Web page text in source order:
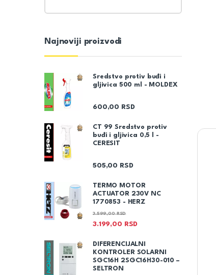
Najnoviji proizvodi
Sredstvo protiv buđi i
gljivica 500 ml - MOLDEX
600,00 RSD
CT 99 Sredstvo protiv
buđi i gljivica 0,5 l -
CERESIT
505,00 RSD
TERMO MOTOR
ACTUATOR 230V NC
1770853 - HERZ
3.199,00 RSD
3.599,00RSD
DIFERENCIJALNI
KONTROLER SOLARNI
SGC16H 2SGC16H30-010 –
SELTRON